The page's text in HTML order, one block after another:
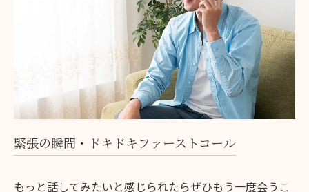
緊張の瞬間・ドキドキファーストコール
もっと話してみたいと感じられたらぜひもう一度会うこ